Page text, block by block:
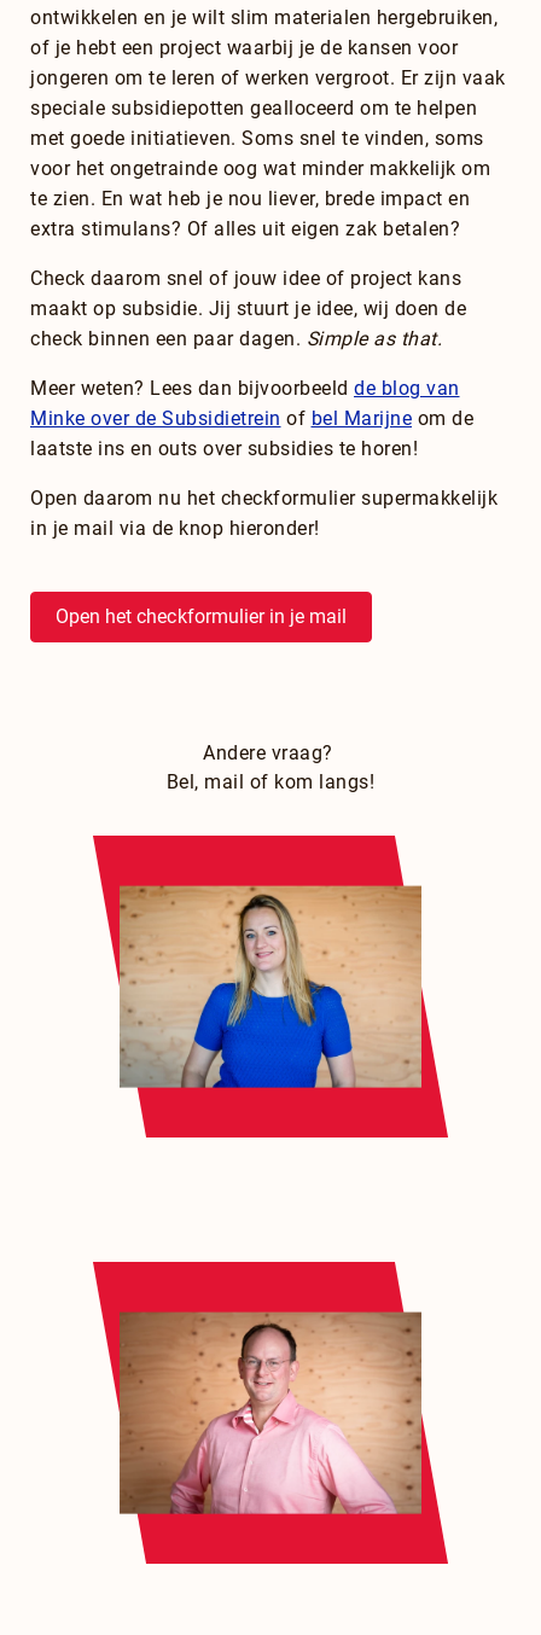
ontwikkelen en je wilt slim materialen hergebruiken,
of je hebt een project waarbij je de kansen voor
jongeren om te leren of werken vergroot. Er zijn vaak
speciale subsidiepotten gealloceerd om te helpen
met goede initiatieven. Soms snel te vinden, soms
voor het ongetrainde oog wat minder makkelijk om
te zien. En wat heb je nou liever, brede impact en
extra stimulans? Of alles uit eigen zak betalen?
Check daarom snel of jouw idee of project kans
maakt op subsidie. Jij stuurt je idee, wij doen de
check binnen een paar dagen. Simple as that.
Meer weten? Lees dan bijvoorbeeld de blog van
Minke over de Subsidietrein of bel Marijne om de
laatste ins en outs over subsidies te horen!
Open daarom nu het checkformulier supermakkelijk
in je mail via de knop hieronder!
Open het checkformulier in je mail
Andere vraag?
Bel, mail of kom langs!